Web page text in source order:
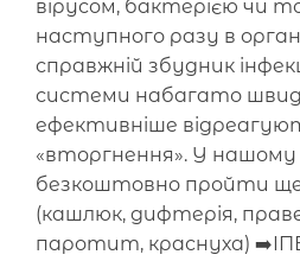
вірусом, бактерією чи
наступного разу в
справжній збудник
системи набагато
ефективніше
«вторгнення». У
безкоштовно пройти
(кашлюк, дифтерія,
паротит, краснуха)